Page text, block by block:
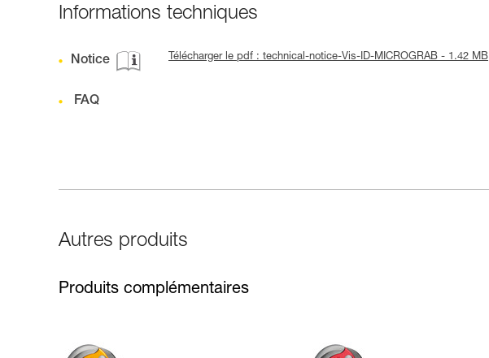
Informations techniques
Notice Télécharger le pdf : technical-notice-Vis-ID-MICROGRAB - 1.42 MB
FAQ
Autres produits
Produits complémentaires